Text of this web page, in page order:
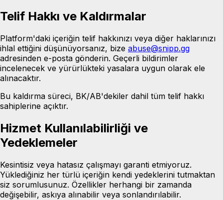
Telif Hakkı ve Kaldırmalar
Platform'daki içeriğin telif hakkınızı veya diğer haklarınızı
ihlal ettiğini düşünüyorsanız, bize abuse@snipp.gg
adresinden e-posta gönderin. Geçerli bildirimler
incelenecek ve yürürlükteki yasalara uygun olarak ele
alınacaktır.
Bu kaldırma süreci, BK/AB'dekiler dahil tüm telif hakkı
sahiplerine açıktır.
Hizmet Kullanılabilirliği ve
Yedeklemeler
Kesintisiz veya hatasız çalışmayı garanti etmiyoruz.
Yüklediğiniz her türlü içeriğin kendi yedeklerini tutmaktan
siz sorumlusunuz. Özellikler herhangi bir zamanda
değişebilir, askıya alınabilir veya sonlandırılabilir.